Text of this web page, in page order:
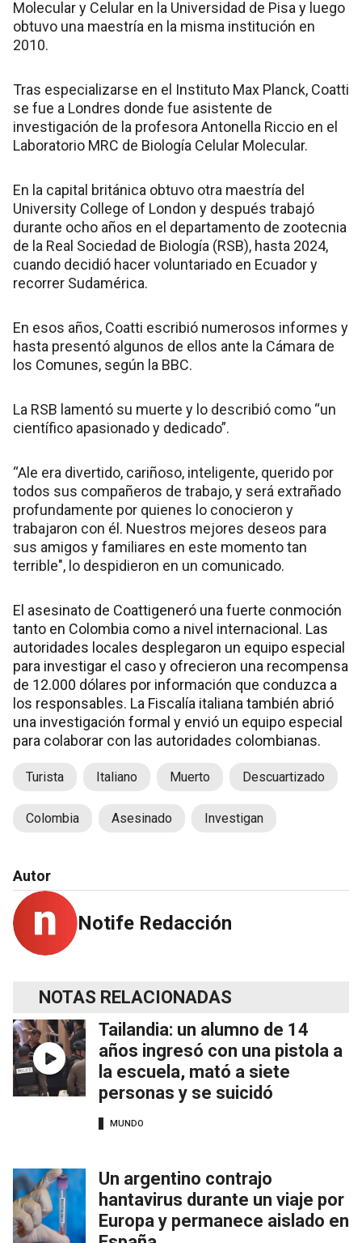
Molecular y Celular en la Universidad de Pisa y luego
obtuvo una maestría en la misma institución en
2010.
Tras especializarse en el Instituto Max Planck, Coatti
se fue a Londres donde fue asistente de
investigación de la profesora Antonella Riccio en el
Laboratorio MRC de Biología Celular Molecular.
En la capital británica obtuvo otra maestría del
University College of London y después trabajó
durante ocho años en el departamento de zootecnia
de la Real Sociedad de Biología (RSB), hasta 2024,
cuando decidió hacer voluntariado en Ecuador y
recorrer Sudamérica.
En esos años, Coatti escribió numerosos informes y
hasta presentó algunos de ellos ante la Cámara de
los Comunes, según la BBC.
La RSB lamentó su muerte y lo describió como “un
científico apasionado y dedicado”.
“Ale era divertido, cariñoso, inteligente, querido por
todos sus compañeros de trabajo, y será extrañado
profundamente por quienes lo conocieron y
trabajaron con él. Nuestros mejores deseos para
sus amigos y familiares en este momento tan
terrible", lo despidieron en un comunicado.
El asesinato de Coattigeneró una fuerte conmoción
tanto en Colombia como a nivel internacional. Las
autoridades locales desplegaron un equipo especial
para investigar el caso y ofrecieron una recompensa
de 12.000 dólares por información que conduzca a
los responsables. La Fiscalía italiana también abrió
una investigación formal y envió un equipo especial
para colaborar con las autoridades colombianas.
Turista Italiano Muerto Descuartizado
Colombia Asesinado Investigan
Autor
Notife Redacción
NOTAS RELACIONADAS
Tailandia: un alumno de 14
años ingresó con una pistola a
la escuela, mató a siete
personas y se suicidó
MUNDO
Un argentino contrajo
hantavirus durante un viaje por
Europa y permanece aislado en